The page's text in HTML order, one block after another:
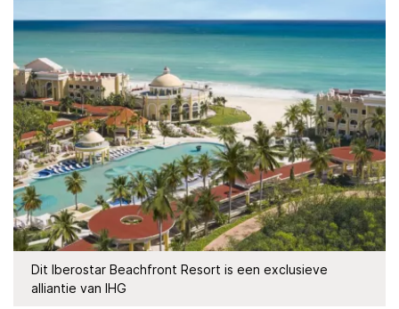
Dit Iberostar Beachfront Resort is een exclusieve
alliantie van IHG